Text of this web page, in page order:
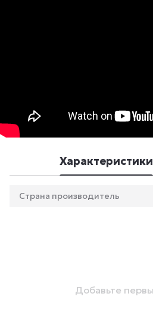
Характеристики
Страна производитель
Добавьте